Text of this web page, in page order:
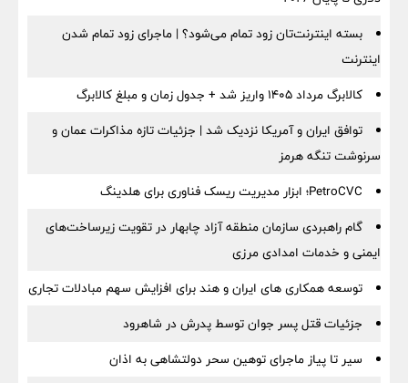
بسته اینترنت‌تان زود تمام می‌شود؟ | ماجرای زود تمام شدن
اینترنت
کالابرگ مرداد ۱۴۰۵ واریز شد + جدول زمان و مبلغ کالابرگ
توافق ایران و آمریکا نزدیک شد | جزئیات تازه مذاکرات عمان و
سرنوشت تنگه هرمز
PetroCVC؛ ابزار مدیریت ریسک فناوری برای هلدینگ
گام راهبردی سازمان منطقه آزاد چابهار در تقویت زیرساخت‌های
ایمنی و خدمات امدادی مرزی
توسعه همکاری های ایران و هند برای افزایش سهم مبادلات تجاری
جزئیات قتل پسر جوان توسط پدرش در شاهرود
سیر تا پیاز ماجرای توهین سحر دولتشاهی به اذان